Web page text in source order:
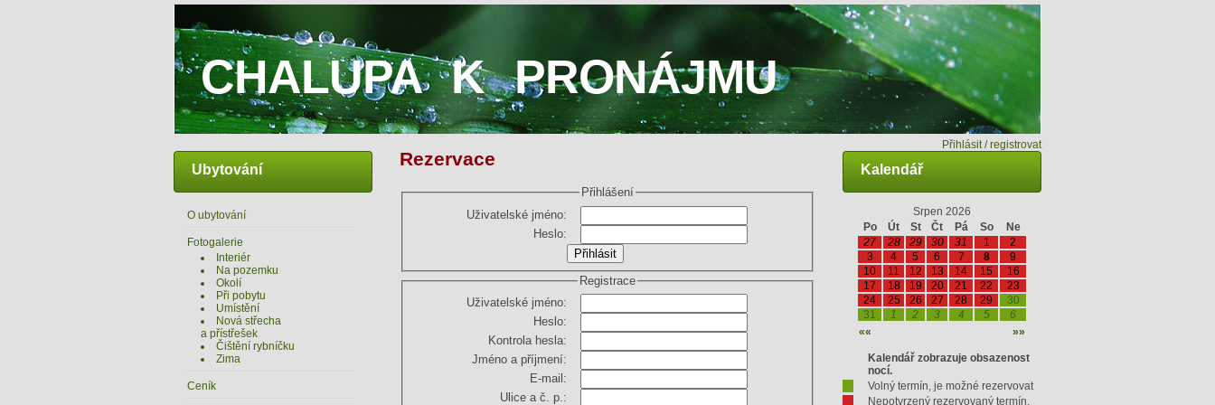
CHALUPA K PRONÁJMU
Ubytování
O ubytování
Fotogalerie
Interiér
Na pozemku
Okolí
Při pobytu
Umístění
Nová střecha
a přístřešek
Čištění rybníčku
Zima
Ceník
Rezervace
Přihlášení
Uživatelské jméno:
Heslo:
Registrace
Uživatelské jméno:
Heslo:
Kontrola hesla:
Jméno a příjmení:
E-mail:
Ulice a č. p.:
Přihlásit / registrovat
Kalendář
Srpen 2026
Po
Út St Čt Pá So Ne
«« »»
27 28 29 30 31 1
2
3
4 5 6 7 8
9
10
11 12 13 14 15
16
17
18 19 20 21 22
23
24
25 26 27 28 29
30
31
1 2 3 4 5 6
Kalendář zobrazuje obsazenost
nocí.
Volný termín, je možné rezervovat
Nepotvrzený rezervovaný termín,